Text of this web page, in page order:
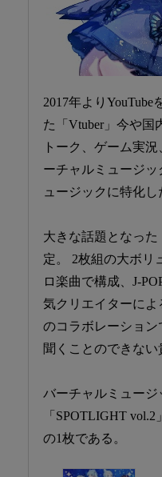
2017年より
た「Vtuber」今や
トーク、ゲーム実
ーチャルミュージ
ュージックに特化
大きな話題となった
定。 2枚組の大ボリ
ロ楽曲で構成、J-
気クリエイターに
のコラボレーショ
聞くことのできない
バーチャルミュー
「SPOTLIGHT
の1枚である。